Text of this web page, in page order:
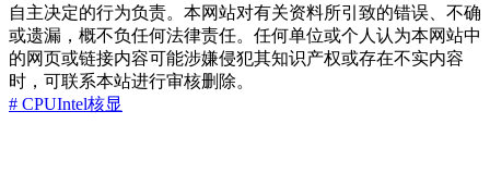
自主决定的行为负责。本网站对有关资料所引致的错误、不确
或遗漏，概不负任何法律责任。任何单位或个人认为本网站中
的网页或链接内容可能涉嫌侵犯其知识产权或存在不实内容
时，可联系本站进行审核删除。
# CPUIntel核显